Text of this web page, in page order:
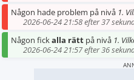
Någon hade problem på nivå 1.
2026-06-24 21:58 efter 37
Någon fickalla rätt på nivå 1.
2026-06-24 21:57 efter 36